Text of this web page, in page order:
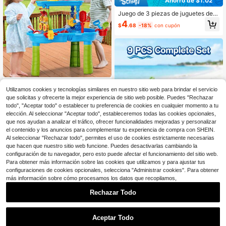
niños
$41.40 -43%
Free Shipping
Juego de 3 piezas de juguetes de p
laya y nieve para niños, incluye pal
a de playa duradera, molde de pare
ecto para jugar con la familia en la
playa o la nieve, accesorios de play
a, ideal para actividades de verano,
color aleatorio
$4.68 -18% con cupón
Ahorro de $1.81
Juego de juguetes plegables para l
a playa, que incluye pala y pala de
arena plegables, con bolsa de malla
para almacenamiento, herramientas
para construir castillos de arena, ad
12
1
Utilizamos cookies y tecnologías similares en nuestro sitio web para brindar el servicio
que solicitas y ofrecerte la mejor experiencia de sitio web posible. Puedes "Rechazar
todo", "Aceptar todo" o establecer tu preferencia de cookies en cualquier momento a tu
elección. Al seleccionar "Aceptar todo", estableceremos todas las cookies opcionales,
que nos ayudan a analizar el tráfico, ofrecer funcionalidades mejoradas y personalizar
el contenido y los anuncios para complementar tu experiencia de compra con SHEIN.
Al seleccionar "Rechazar todo", permites el uso de cookies estrictamente necesarias
que hacen que nuestro sitio web funcione. Puedes desactivarlas cambiando la
configuración de tu navegador, pero esto puede afectar el funcionamiento del sitio web.
Para obtener más información sobre las cookies que utilizamos y para ajustar tus
configuraciones de cookies opcionales, selecciona "Administrar cookies". Para obtener
más información sobre cómo procesamos los datos que recopilamos,
Rechazar Todo
Aceptar Todo